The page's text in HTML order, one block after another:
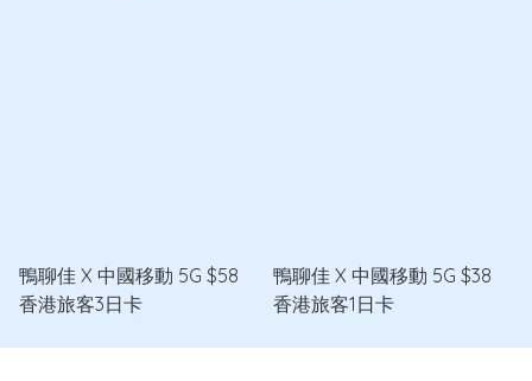
鴨聊佳 X 中國移動 5G $58
香港旅客3日卡
鴨聊佳 X 中國移動 5G $38
香港旅客1日卡